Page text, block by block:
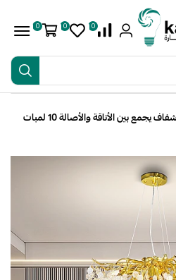
0
0
0
نجف مودرن شكل ذهبي مع عسلي شفاف يجمع بين الأناقة والأصالة 10 لمبات